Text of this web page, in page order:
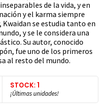
de la vida, y en
y el karma siempre
Kwaidan se estudia tanto en
y se le considera una
Su autor, conocido
fue uno de los primeros
al resto del mundo.
STOCK: 1
¡Últimas unidades!